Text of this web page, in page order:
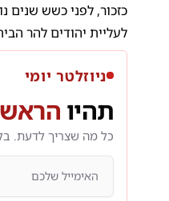
כזכור, לפני כשש שנים
לעליית יהודים להר
ניוזלטר יומי
תהיו
כל מה שצריך לדעת.